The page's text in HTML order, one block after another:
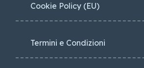
Cookie Policy (EU)
Termini e Condizioni